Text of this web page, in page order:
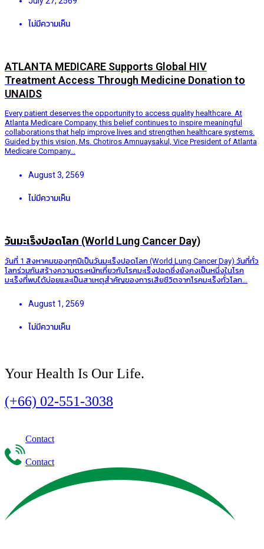
ไม่มีความเห็น
ATLANTA MEDICARE Supports Global HIV
Treatment Access Through Medicine Donation to
UNAIDS
Every patient deserves the opportunity to access quality healthcare. At
Atlanta Medicare Company, this belief continues to inspire meaningful
collaborations that help improve lives and strengthen healthcare systems.
Guided by this vision, Ms. Chotiros Amnuaysakul, Vice President of Atlanta
Medicare Company...
August 3, 2569
ไม่มีความเห็น
วันมะเร็งปอดโลก (World Lung Cancer Day)
วันที่ 1 สิงหาคมของทุกปีเป็นวันมะเร็งปอดโลก (World Lung Cancer Day) วันที่ทั่ว
โลกร่วมกันสร้างความตระหนักเกี่ยวกับโรคมะเร็งปอดซึ่งยังคงเป็นหนึ่งในโรค
มะเร็งที่พบได้บ่อยและเป็นสาเหตุสำคัญของการเสียชีวิตจากโรคมะเร็งทั่วโลก...
August 1, 2569
ไม่มีความเห็น
Your Health Is Our Life.
(+66) 02-551-3038
Contact
Contact